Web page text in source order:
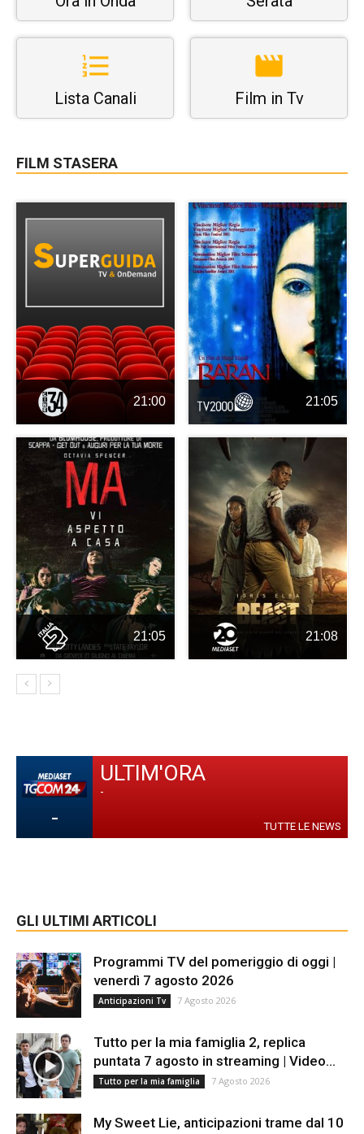
Lista Canali Film in Tv
FILM STASERA
21:00 21:05
21:05 21:08
-
ULTIM'ORA
-
TUTTE LE NEWS
GLI ULTIMI ARTICOLI
Programmi TV del pomeriggio di oggi |
venerdì 7 agosto 2026
Anticipazioni Tv 7 Agosto 2026
Tutto per la mia famiglia 2, replica
puntata 7 agosto in streaming | Video...
Tutto per la mia famiglia 7 Agosto 2026
My Sweet Lie, anticipazioni trame dal 10